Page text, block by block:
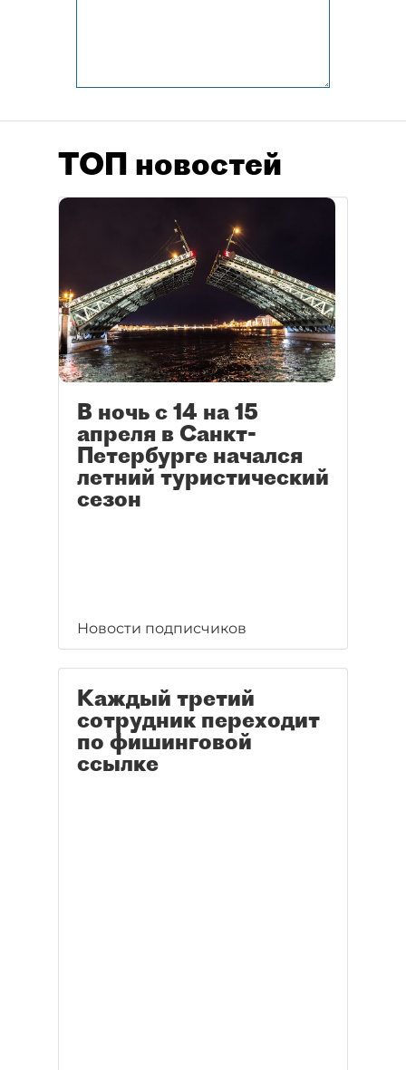
ТОП новостей
В ночь с 14 на 15
апреля в Санкт-
Петербурге начался
летний туристический
сезон
Новости подписчиков
Каждый третий
сотрудник переходит
по фишинговой
ссылке